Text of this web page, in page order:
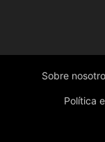
Sobre
Política